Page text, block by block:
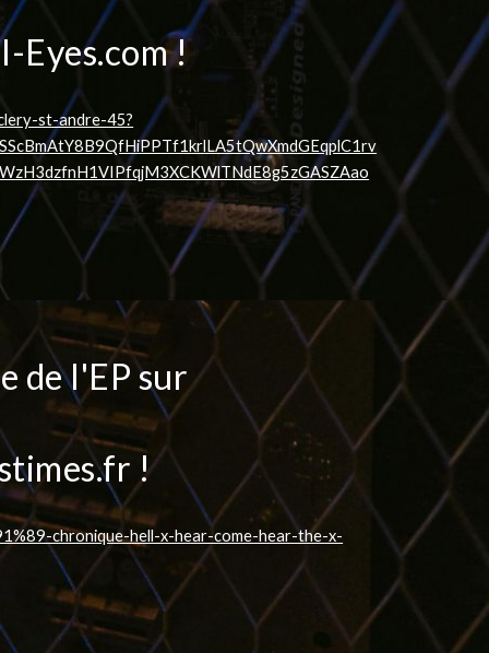
Eyes.com !
st-andre-45?
de l'EP sur
!
chronique-hell-x-hear-come-hear-the-x-